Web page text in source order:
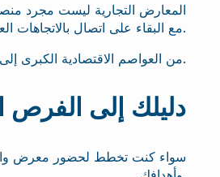
المعارض التجارية ليست مجرد
مع البقاء على اتصال بالاتجاهات العالمية.
من العواصم الاقتصادية الكبرىواتجاهاته المستقبلية.
دليلك إلى الفرص
سواء كنت تخطط لحضور معرض